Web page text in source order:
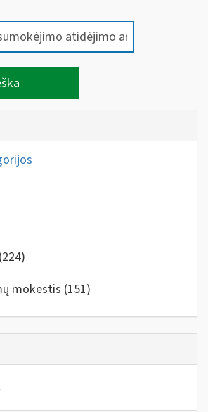
(224)
mokestis (151)